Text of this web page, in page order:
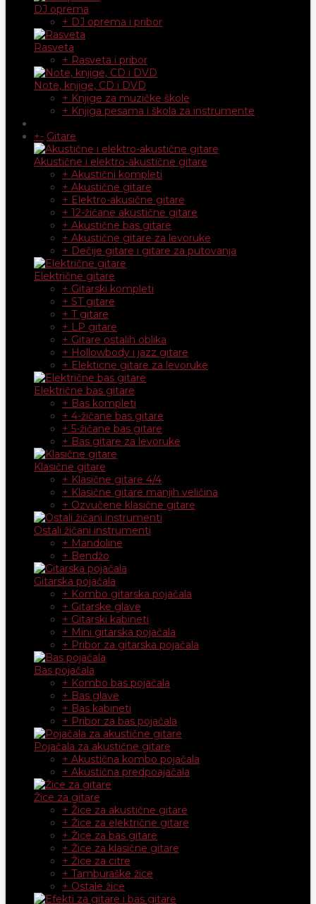
DJ oprema
+ DJ oprema i pribor
Rasveta
+ Rasveta i pribor
Note, knjige, CD i DVD
+ Knjige za muzičke škole
+ Knjiga pesama i škola za instrumente
+- Gitare
Akustične i elektro-akustične gitare
+ Akustični kompleti
+ Akustične gitare
+ Elektro-akusične gitare
+ 12-žičane akustične gitare
+ Akustične bas gitare
+ Akustične gitare za levoruke
+ Dečije gitare i gitare za putovanja
Električne gitare
+ Gitarski kompleti
+ ST gitare
+ T gitare
+ LP gitare
+ Gitare ostalih oblika
+ Hollowbody i jazz gitare
+ Elekticne gitare za levoruke
Električne bas gitare
+ Bas kompleti
+ 4-žičane bas gitare
+ 5-žičane bas gitare
+ Bas gitare za levoruke
Klasične gitare
+ Klasične gitare 4/4
+ Klasične gitare manjih veličina
+ Ozvučene klasične gitare
Ostali žičani instrumenti
+ Mandoline
+ Bendžo
Gitarska pojačala
+ Kombo gitarska pojačala
+ Gitarske glave
+ Gitarski kabineti
+ Mini gitarska pojačala
+ Pribor za gitarska pojačala
Bas pojačala
+ Kombo bas pojačala
+ Bas glave
+ Bas kabineti
+ Pribor za bas pojačala
Pojačala za akustične gitare
+ Akustična kombo pojačala
+ Akustična predpoajačala
Žice za gitare
+ Žice za akustične gitare
+ Žice za električne gitare
+ Žice za bas gitare
+ Žice za klasične gitare
+ Žice za citre
+ Tamburaške žice
+ Ostale žice